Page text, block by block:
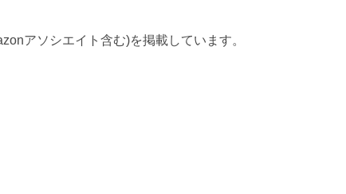
アソシエイト含む)を掲載しています。